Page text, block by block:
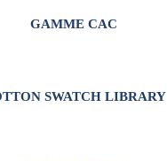
GAMME CAC
SWATCH LIBRARY